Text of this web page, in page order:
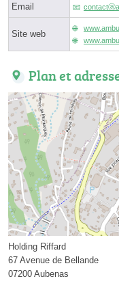
Email
Site web
Plan et
Holding Riffard
67 Avenue de Bellande
07200 Aubenas